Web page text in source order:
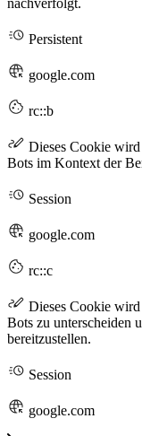
nachverfolgt.
Persistent
google.com
rc::b
Dieses Cookie
Bots im Kontext der
Session
google.com
rc::c
Dieses Cookie
Bots zu unterscheiden
bereitzustellen.
Session
google.com